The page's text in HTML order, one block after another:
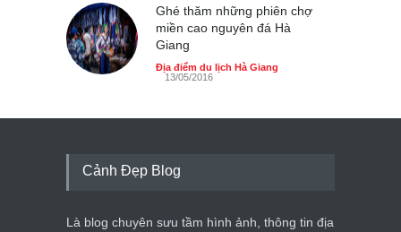
dân dã ở Sài Gòn
Cảnh đẹp Việt Nam 25/04/2020
Ghé thăm những phiên chợ
miền cao nguyên đá Hà
Giang
Địa điểm du lịch Hà Giang
13/05/2016
Cảnh Đẹp Blog
Là blog chuyên sưu tầm hình ảnh, thông tin địa